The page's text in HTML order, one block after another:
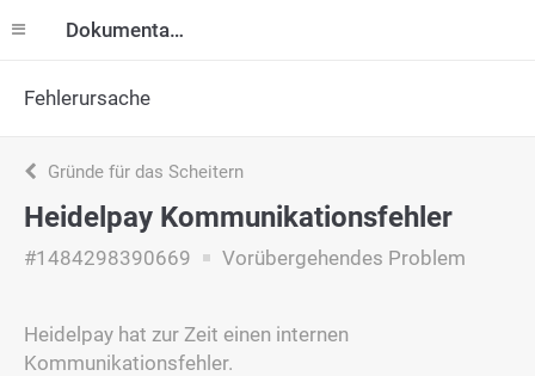
Dokumentation
Fehlerursache
Gründe für das Scheitern
Heidelpay Kommunikationsfehler
#1484298390669 Vorübergehendes Problem
Heidelpay hat zur Zeit einen internen
Kommunikationsfehler.